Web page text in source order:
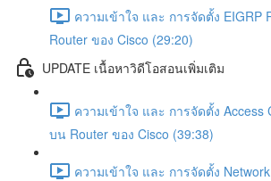
ความเข้าใจ และ การจัดตั้ง EIGRP
Router ของ Cisco (29:20)
UPDATE เนื้อหาวิดีโอสอนเพิ่มเติม
ความเข้าใจ และ การจัดตั้ง Access
บน Router ของ Cisco (39:38)
ความเข้าใจ และ การจัดตั้ง